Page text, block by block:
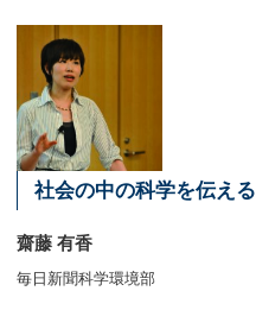
社会の中の科学を伝える
齋藤 有香
毎日新聞科学環境部